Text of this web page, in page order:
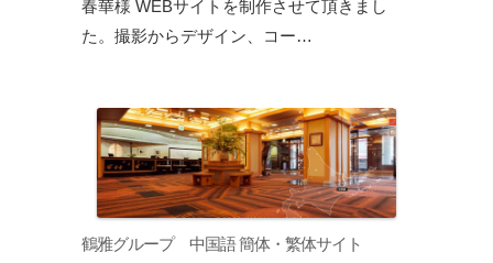
春華様 WEBサイトを制作させて頂きまし
た。撮影からデザイン、コー…
鶴雅グループ 中国語 簡体・繁体サイト